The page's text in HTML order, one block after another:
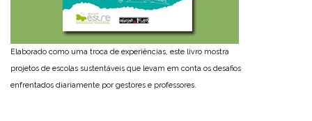
Elaborado como uma troca de experiências, este livro mostra
projetos de escolas sustentáveis que levam em conta os desafios
enfrentados diariamente por gestores e professores.